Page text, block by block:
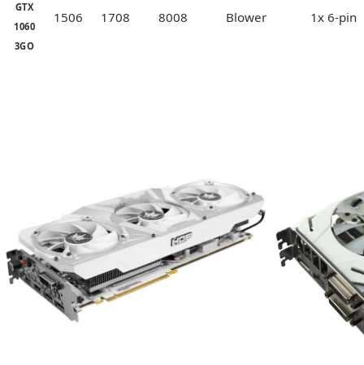
GTX
1060
3GO
1506 1708 8008 Blower 1x 6-pin